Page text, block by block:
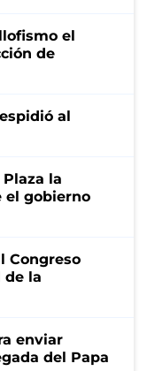
el
de
al
la
el gobierno
Congreso
de la
enviar
del Papa